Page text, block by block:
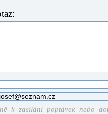
k zasílání poptávek nebo